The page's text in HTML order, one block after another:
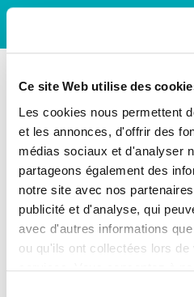
Ce site Web utilise des
Les cookies nous permettent
et les annonces, d'offrir des
médias sociaux et d'analyser
partageons également des
notre site avec nos
publicité et d'analyse, qui
avec d'autres informations
ou qu'ils ont collectées lors